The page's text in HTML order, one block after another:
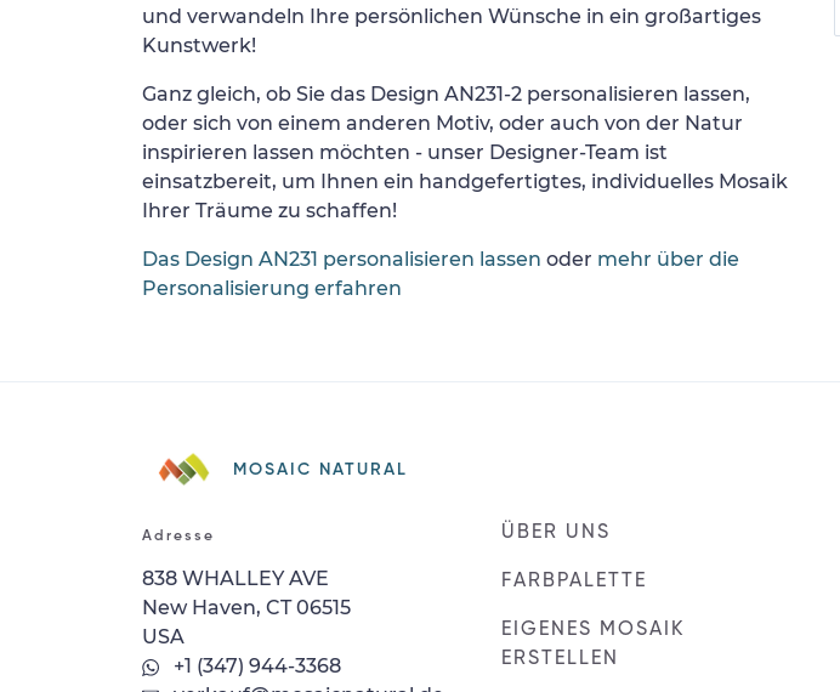
und verwandeln Ihre persönlichen Wünsche in ein großartiges
Kunstwerk!
Ganz gleich, ob Sie das Design AN231-2 personalisieren lassen,
oder sich von einem anderen Motiv, oder auch von der Natur
inspirieren lassen möchten - unser Designer-Team ist
einsatzbereit, um Ihnen ein handgefertigtes, individuelles Mosaik
Ihrer Träume zu schaffen!
Das Design AN231 personalisieren lassen oder mehr über die
Personalisierung erfahren
MOSAIC NATURAL
Adresse
838 WHALLEY AVE
New Haven, CT 06515
USA
+1 (347) 944-3368
ÜBER UNS
FARBPALETTE
EIGENES MOSAIK
ERSTELLEN